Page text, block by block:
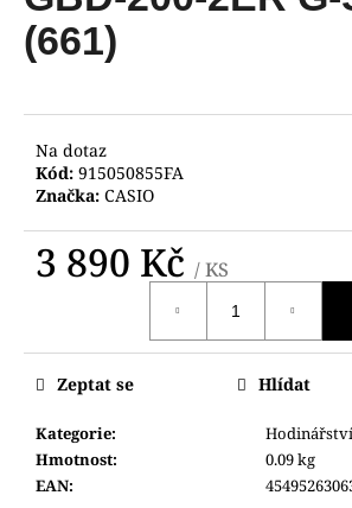
0,0
z
5
(661)
Na dotaz
Kód: 915050855FA
Značka: CASIO
3 890 Kč / KS
Kategorie:
Hodinářství
Hmotnost:
0.09 kg
EAN:
Zeptat se Hlídat
a
j
t
?
HLEDAT
D
p
o